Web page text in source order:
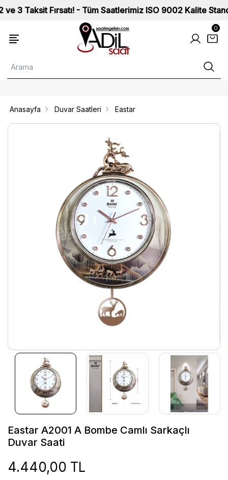
Taksit Fırsatı! - Tüm Saatlerimiz ISO 9002 Kalite
0
Anasayfa Duvar Saatleri Eastar
Eastar A2001 A Bombe Camlı Sarkaçlı
Duvar Saati
4.440,00 TL